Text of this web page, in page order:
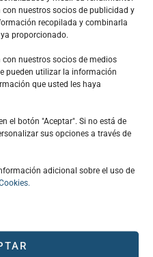
nuestros socios de publicidad y
recopilada y combinarla
proporcionado.
nuestros socios de medios
pueden utilizar la información
que usted les haya
el botón "Aceptar". Si no está de
sus opciones a través de
adicional sobre el uso de